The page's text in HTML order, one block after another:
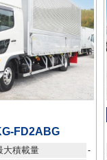
FD2ABG
大積載量 -